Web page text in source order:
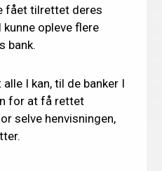
fået tilrettet deres
opleve flere
bank.
I kan, til de banker I
for at få rettet
selve henvisningen,